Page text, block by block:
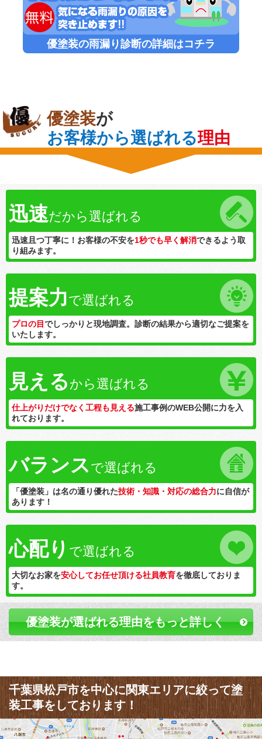
優塗装の雨漏り診断の詳細はコチラ
優塗装が
お客様から選ばれる理由
迅速だから選ばれる
迅速且つ丁寧に！お客様の不安を1秒でも早く解消できるよう取
り組みます。
提案力で選ばれる
プロの目でしっかりと現地調査。診断の結果から適切なご提案を
いたします。
見える から選ばれる
仕上がりだけでなく工程も見える施工事例のWEB公開に力を入
れております。
バランスで選ばれる
「優塗装」は名の通り優れた技術・知識・対応の総合力に自信が
あります！
心配り で選ばれる
大切なお家を安心してお任せ頂ける社員教育を徹底しておりま
す。
優塗装が選ばれる理由をもっと詳しく
千葉県松戸市を中心に関東エリアに絞って塗
装工事をしております！